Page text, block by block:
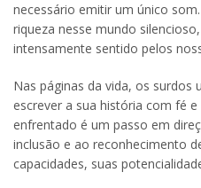
necessário emitir um único
riqueza nesse mundo
intensamente sentido pelos
Nas páginas da vida, os surdos
escrever a sua história com fé
enfrentado é um passo em
inclusão e ao reconhecimento
capacidades, suas